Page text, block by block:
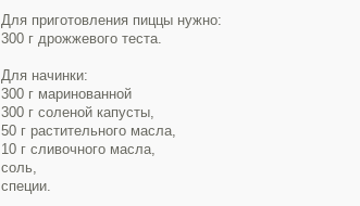
Для приготовления пиццы нужно:
300 г дрожжевого теста.
Для начинки:
300 г маринованной
300 г соленой капусты,
50 г растительного масла,
10 г сливочного масла,
соль,
специи.